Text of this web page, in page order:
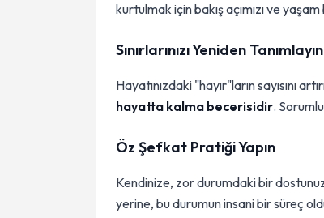
kurtulmak için bakış açımızı ve
Sınırlarınızı Yeniden Tanımlayın
Hayatınızdaki "hayır"ların sayısını
hayatta kalma becerisidir.
Öz Şefkat Pratiği Yapın
Kendinize, zor durumdaki bir
yerine, bu durumun insani bir süreç